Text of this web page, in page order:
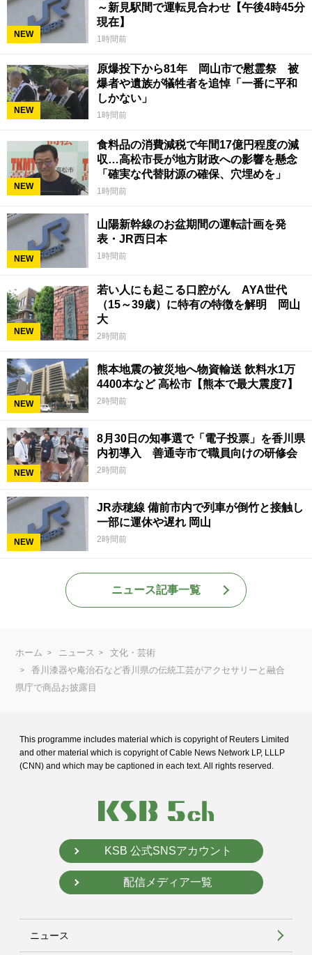
NEW
～新見駅間で運転見合わせ【午後4時45分
現在】
1時間前
NEW
原爆投下から81年 岡山市で慰霊祭 被
爆者や遺族が犠牲者を追悼「一番に平和
しかない」
1時間前
NEW
食料品の消費減税で年間17億円程度の減
収…高松市長が地方財政への影響を懸念
「確実な代替財源の確保、穴埋めを」
1時間前
NEW
山陽新幹線のお盆期間の運転計画を発
表・JR西日本
1時間前
NEW
若い人にも起こる口腔がん AYA世代
（15～39歳）に特有の特徴を解明 岡山
大
2時間前
NEW
熊本地震の被災地へ物資輸送 飲料水1万
4400本など 高松市【熊本で最大震度7】
2時間前
NEW
8月30日の知事選で「電子投票」を香川県
内初導入 善通寺市で職員向けの研修会
2時間前
NEW
JR赤穂線 備前市内で列車が倒竹と接触し
一部に運休や遅れ 岡山
2時間前
ニュース記事一覧
ホーム ニュース
文化・芸術
香川漆器や庵治石など香川県の伝統工芸がアクセサリーと融合
県庁で商品お披露目
This programme includes material which is copyright of Reuters Limited
and other material which is copyright of Cable News Network LP, LLLP
(CNN) and which may be captioned in each text. All rights reserved.
KSB 公式SNSアカウント
配信メディア一覧
ニュース